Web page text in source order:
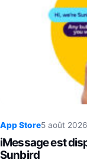
App Store5 août
iMessage est
Sunbird